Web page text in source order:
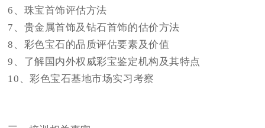
6、 珠宝首饰评估方法
7、 贵金属首饰及钻石首饰的估价方法
8、 彩色宝石的品质评估要素及价值
9、 了解国内外权威彩宝鉴定机构及其特点
10、彩色宝石基地市场实习考察